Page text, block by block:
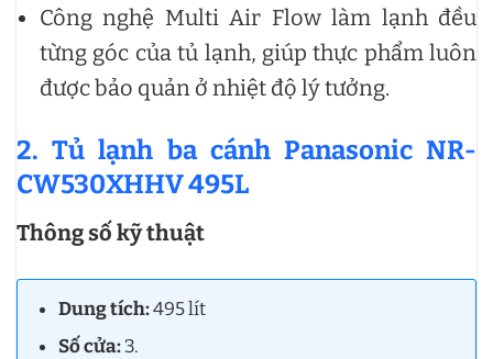
Công nghệ Multi Air Flow làm lạnh đều
từng góc của tủ lạnh, giúp thực phẩm luôn
được bảo quản ở nhiệt độ lý tưởng.
2. Tủ lạnh ba cánh Panasonic NR-
CW530XHHV 495L
Thông số kỹ thuật
Dung tích:495 lít
Số cửa:3.